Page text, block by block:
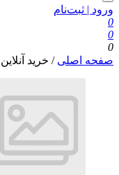
ورود | ثبت‌نام
0
0
0
صفحه اصلی / خرید